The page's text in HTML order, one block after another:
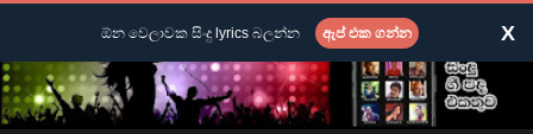
ඕන වෙලාවක සිංදු lyrics බලන්න ඇප් එක ගන්න X